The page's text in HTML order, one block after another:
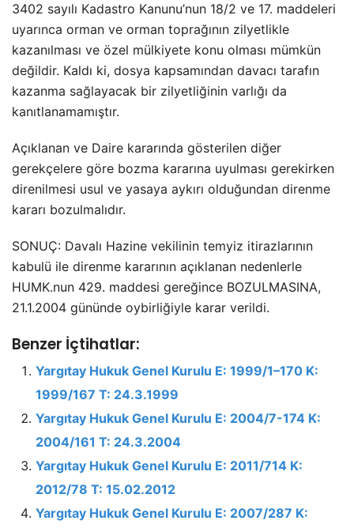
3402 sayılı Kadastro Kanunu’nun 18/2 ve 17. maddeleri
uyarınca orman ve orman toprağının zilyetlikle
kazanılması ve özel mülkiyete konu olması mümkün
değildir. Kaldı ki, dosya kapsamından davacı tarafın
kazanma sağlayacak bir zilyetliğinin varlığı da
kanıtlanamamıştır.
Açıklanan ve Daire kararında gösterilen diğer
gerekçelere göre bozma kararına uyulması gerekirken
direnilmesi usul ve yasaya aykırı olduğundan direnme
kararı bozulmalıdır.
SONUÇ: Davalı Hazine vekilinin temyiz itirazlarının
kabulü ile direnme kararının açıklanan nedenlerle
HUMK.nun 429. maddesi gereğince BOZULMASINA,
21.1.2004 gününde oybirliğiyle karar verildi.
Benzer İçtihatlar:
Yargıtay Hukuk Genel Kurulu E: 1999/1–170 K:
1999/167 T: 24.3.1999
Yargıtay Hukuk Genel Kurulu E: 2004/7-174 K:
2004/161 T: 24.3.2004
Yargıtay Hukuk Genel Kurulu E: 2011/714 K:
2012/78 T: 15.02.2012
Yargıtay Hukuk Genel Kurulu E: 2007/287 K: